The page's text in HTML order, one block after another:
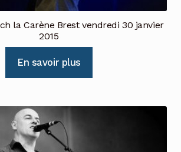
la Carène Brest vendredi 30 janvier
2015
En savoir plus